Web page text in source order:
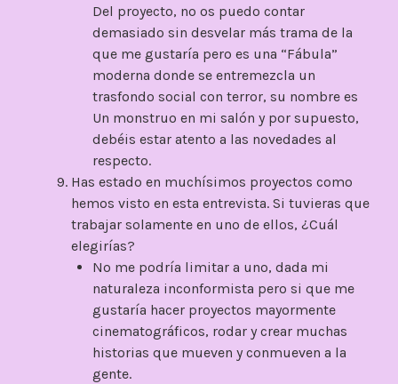
Del proyecto, no os puedo contar
demasiado sin desvelar más trama de la
que me gustaría pero es una “Fábula”
moderna donde se entremezcla un
trasfondo social con terror, su nombre es
Un monstruo en mi salón y por supuesto,
debéis estar atento a las novedades al
respecto.
Has estado en muchísimos proyectos como
hemos visto en esta entrevista. Si tuvieras que
trabajar solamente en uno de ellos, ¿Cuál
elegirías?
No me podría limitar a uno, dada mi
naturaleza inconformista pero si que me
gustaría hacer proyectos mayormente
cinematográficos, rodar y crear muchas
historias que mueven y conmueven a la
gente.